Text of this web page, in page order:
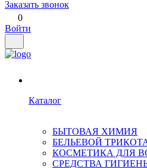
Заказать звонок
0
Войти
Каталог
БЫТОВАЯ ХИМИЯ
БЕЛЬЕВОЙ
КОСМЕТИКА ДЛЯ
СРЕДСТВА